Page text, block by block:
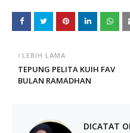
LEBIH LAMA
TEPUNG PELITA KUIH FAV
BULAN RAMADHAN
DICATAT